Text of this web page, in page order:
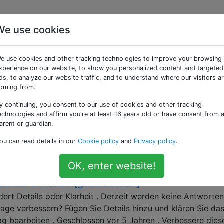
getaggte
ist erforderlich, um auf eine .NET 2.0-
in einem .NET 4.0-Projekt zu verweisen?
der .NET 4.0-Funktionen verwenden möchte, aber eine
das System.Data.SQLite-Framework verwenden kann, das
die Erwähnung, dass dies möglich ist, wie die hier
nicht, wie dies tatsächlich erreicht werden …
erstellen [geschlossen]
Details oder Klarheit . Derzeit werden keine Antworten
verbessern? Fügen Sie Details hinzu und klären Sie das
bearbeiten . Geschlossen vor 5 Jahren . Verbessere
use cookies
use cookies and other tracking technologies to improve your browsing
on our website, to show you personalized content and targeted
to analyze our website traffic, and to understand where our visitors
from.
continuing, you consent to our use of cookies and other tracking
and affirm you're at least 16 years old or have consent from a
or guardian.
can read details in our Cookie policy and Privacy policy.
OK, enter website!